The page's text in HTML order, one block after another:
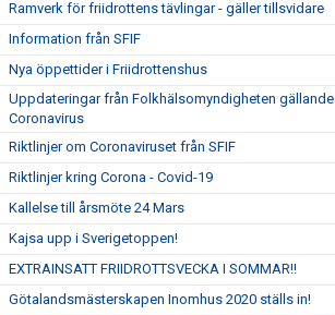
Ramverk för friidrottens tävlingar - gäller tillsvidare
Information från SFIF
Nya öppettider i Friidrottenshus
Uppdateringar från Folkhälsomyndigheten gällande
Coronavirus
Riktlinjer om Coronaviruset från SFIF
Riktlinjer kring Corona - Covid-19
Kallelse till årsmöte 24 Mars
Kajsa upp i Sverigetoppen!
EXTRAINSATT FRIIDROTTSVECKA I SOMMAR!!
Götalandsmästerskapen Inomhus 2020 ställs in!